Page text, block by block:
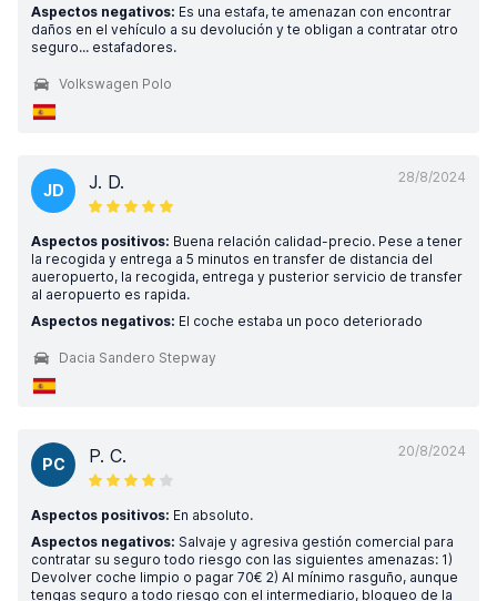
Aspectos negativos: Es una estafa, te amenazan con encontrar
daños en el vehículo a su devolución y te obligan a contratar otro
seguro... estafadores.
Volkswagen Polo
28/8/2024
JD J. D.
Aspectos positivos: Buena relación calidad-precio. Pese a tener
la recogida y entrega a 5 minutos en transfer de distancia del
aueropuerto, la recogida, entrega y pusterior servicio de transfer
al aeropuerto es rapida.
Aspectos negativos: El coche estaba un poco deteriorado
Dacia Sandero Stepway
20/8/2024
PC P. C.
Aspectos positivos: En absoluto.
Aspectos negativos: Salvaje y agresiva gestión comercial para
contratar su seguro todo riesgo con las siguientes amenazas: 1)
Devolver coche limpio o pagar 70€ 2) Al mínimo rasguño, aunque
tengas seguro a todo riesgo con el intermediario, bloqueo de la